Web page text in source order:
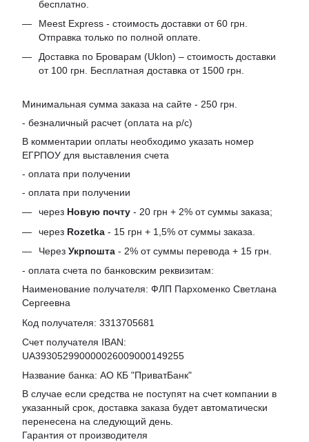
бесплатно.
Meest Express - стоимость доставки от 60 грн.
Отправка только по полной оплате.
Доставка по Броварам (Uklon) – стоимость доставки
от 100 грн. Бесплатная доставка от 1500 грн.
Минимальная сумма заказа на сайте - 250 грн.
- безналичный расчет (оплата на р/с)
В комментарии оплаты необходимо указать номер
ЕГРПОУ для выставления счета
- оплата при получении
- оплата при получении
через Новую почту - 20 грн + 2% от суммы заказа;
через Rozetka - 15 грн + 1,5% от суммы заказа.
Через Укрпошта - 2% от суммы перевода + 15 грн.
- оплата счета по банковским реквизитам:
Наименование получателя: ФЛП Пархоменко Светлана
Сергеевна
Код получателя: 3313705681
Счет получателя IBAN:
UA393052990000026009000149255
Название банка: АО КБ "ПриватБанк"
В случае если средства не поступят на счет компании в
указанный срок, доставка заказа будет автоматически
перенесена на следующий день.
Гарантия от производителя